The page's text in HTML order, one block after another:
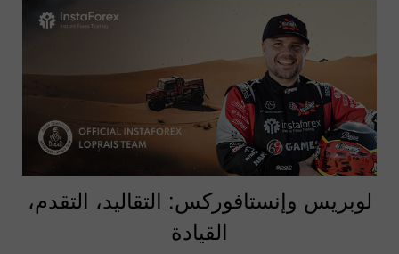
لوبريس وإنستافوركس: التقاليد، التقدم،
القيادة